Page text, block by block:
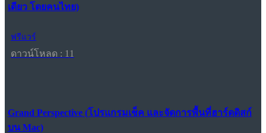
เดียว โดยคนไทย)
ฟรีแวร์
ดาวน์โหลด : 11
Grand Perspective (โปรแกรมเช็ค และจัดการพื้นที่ฮาร์ดดิสก์
บน Mac)